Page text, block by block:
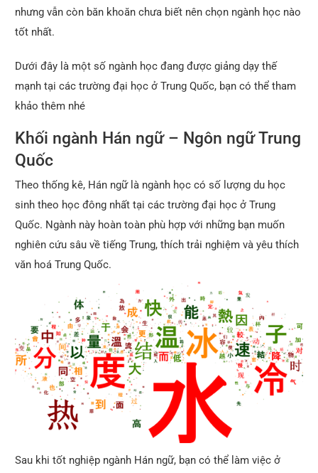
nhưng vẫn còn băn khoăn chưa biết nên chọn ngành học nào
tốt nhất.
Dưới đây là một số ngành học đang được giảng dạy thế
mạnh tại các trường đại học ở Trung Quốc, bạn có thể tham
khảo thêm nhé
Khối ngành Hán ngữ – Ngôn ngữ Trung
Quốc
Theo thống kê, Hán ngữ là ngành học có số lượng du học
sinh theo học đông nhất tại các trường đại học ở Trung
Quốc. Ngành này hoàn toàn phù hợp với những bạn muốn
nghiên cứu sâu về tiếng Trung, thích trải nghiệm và yêu thích
văn hoá Trung Quốc.
Sau khi tốt nghiệp ngành Hán ngữ, bạn có thể làm việc ở